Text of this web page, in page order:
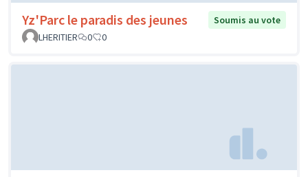
Yz'Parc le paradis des jeunes
Soumis au vote
LHERITIER
0 0